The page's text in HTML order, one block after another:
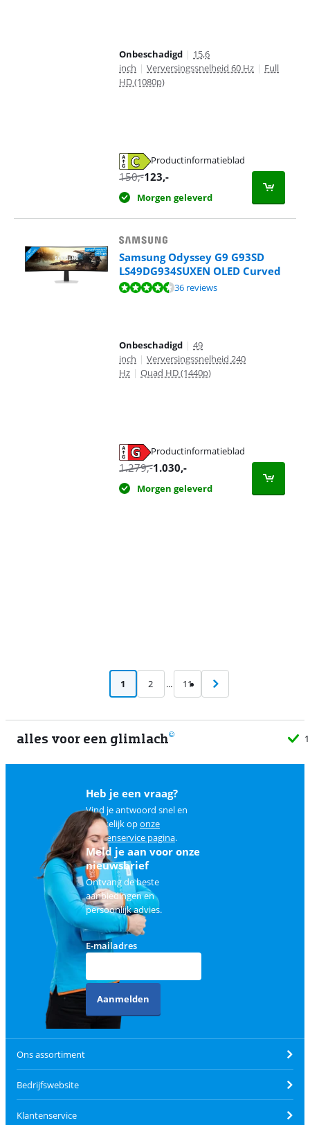
Onbeschadigd | 15,6
inch | Verversingssnelheid 60 Hz | Full
HD (1080p)
Productinformatieblad
150,-123,-
Morgen geleverd
Samsung Odyssey G9 G93SD
LS49DG934SUXEN OLED Curved
Beoordeling is 9,3 van de 10, gebaseerd op 36 reviews.
36 reviews
Onbeschadigd | 49
inch | Verversingssnelheid 240
Hz | Quad HD (1440p)
Productinformatieblad
1.279,-1.030,-
Morgen geleverd
1 2 ... 11
alles voor een glimlach
Heb je een vraag?
Vind je antwoord snel en
makkelijk oponze
klantenservice pagina.
Meld je aan voor onze
nieuwsbrief
Ontvang de beste
aanbiedingen en
persoonlijk advies.
E-mailadres
Aanmelden
Ons assortiment
Bedrijfswebsite
Klantenservice